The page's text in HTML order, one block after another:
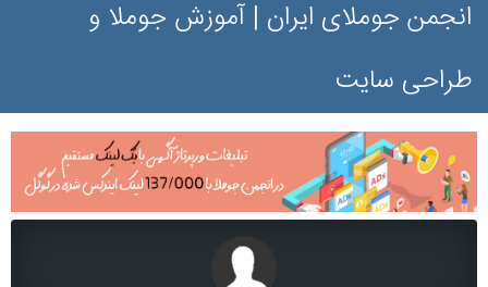
انجمن جوملای ایران | آموزش جوملا و
طراحی سایت